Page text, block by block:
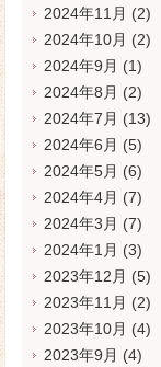
2024年11月 (2)
2024年10月 (2)
2024年9月 (1)
2024年8月 (2)
2024年7月 (13)
2024年6月 (5)
2024年5月 (6)
2024年4月 (7)
2024年3月 (7)
2024年1月 (3)
2023年12月 (5)
2023年11月 (2)
2023年10月 (4)
2023年9月 (4)